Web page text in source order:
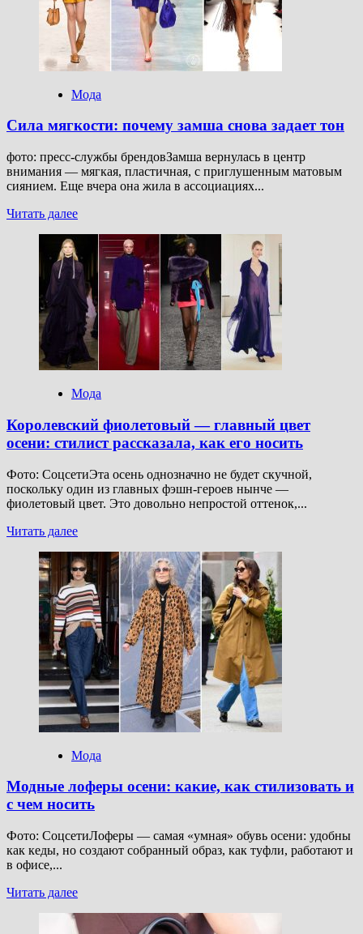
любой
образ
современным
Мода
Сила мягкости: почему замша снова задает тон
фото: пресс-службы брендовЗамша вернулась в центр
внимания — мягкая, пластичная, с приглушенным матовым
сиянием. Еще вчера она жила в ассоциациях...
Читать далееПрочитать
Сила
мягкости:
почему
замша
снова
задает
тон
Мода
Королевский фиолетовый — главный цвет
осени: стилист рассказала, как его носить
Фото: СоцсетиЭта осень однозначно не будет скучной,
поскольку один из главных фэшн-героев нынче —
фиолетовый цвет. Это довольно непростой оттенок,...
Читать далееПрочитать
о
Королевский
фиолетовый
—
главный
цвет
осени:
стилист
рассказала,
как
его
носить
Мода
Модные лоферы осени: какие, как стилизовать и
с чем носить
Фото: СоцсетиЛоферы — самая «умная» обувь осени: удобны
как кеды, но создают собранный образ, как туфли, работают и
в офисе,...
Читать далееПрочитать